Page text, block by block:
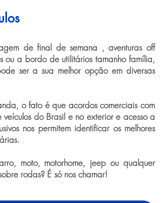
de final de semana , aventuras off
ou a bordo de utilitários tamanho família,
ser a sua melhor opção em diversas
o fato é que acordos comerciais com
do Brasil e no exterior e acesso a
nos permitem identificar os melhores
moto, motorhome, jeep ou qualquer
rodas? É só nos chamar!